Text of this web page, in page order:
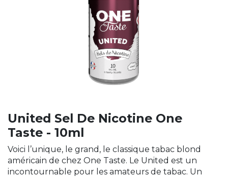
United Sel De Nicotine One
Taste - 10ml
Voici l’unique, le grand, le classique tabac blond
américain de chez One Taste. Le United est un
incontournable pour les amateurs de tabac. Un